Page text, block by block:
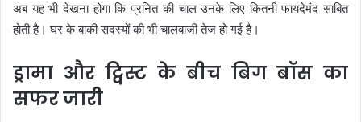
अब यह भी देखना होगा कि प्रनित की चाल उनके लिए कितनी फायदेमंद साबित
होती है। घर के बाकी सदस्यों की भी चालबाजी तेज हो गई है।
ड्रामा और ट्विस्ट के बीच बिग बॉस का
सफर जारी